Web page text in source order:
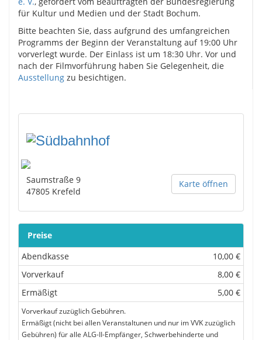
für Kultur und Medien und der Stadt Bochum.
Bitte beachten Sie, dass aufgrund des umfangreichen
Programms der Beginn der Veranstaltung auf 19:00 Uhr
vorverlegt wurde. Der Einlass ist um 18:30 Uhr. Vor und
nach der Filmvorführung haben Sie Gelegenheit, die
Ausstellung zu besichtigen.
Karte öffnen
Saumstraße 9
47805 Krefeld
Preise
Abendkasse
10,00 €
Vorverkauf
8,00 €
Ermäßigt
5,00 €
Vorverkauf zuzüglich Gebühren.
Ermäßigt (nicht bei allen Veranstaltunen und nur im VVK zuzüglich
Gebühren) für alle ALG-II-Empfänger, Schwerbehinderte und